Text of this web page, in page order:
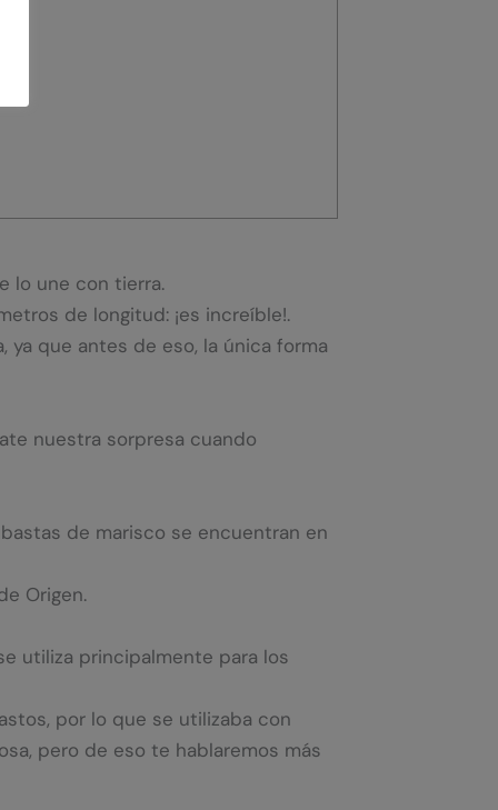
lo une con tierra.
de longitud: ¡es increíble!.
ya que antes de eso, la única forma
nuestra sorpresa cuando
de marisco se encuentran en
Origen.
utiliza principalmente para los
por lo que se utilizaba con
pero de eso te hablaremos más